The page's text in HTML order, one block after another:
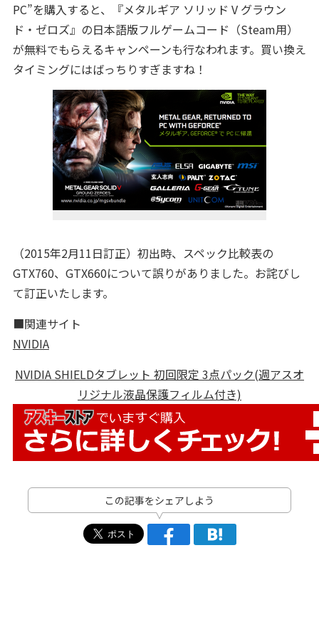
PC”を購入すると、『メタルギア ソリッド V グラウン
ド・ゼロズ』の日本語版フルゲームコード（Steam用）
が無料でもらえるキャンペーンも行なわれます。買い換え
タイミングにはばっちりすぎますね！
（2015年2月11日訂正）初出時、スペック比較表の
GTX760、GTX660について誤りがありました。お詫びし
て訂正いたします。
■関連サイト
NVIDIA
NVIDIA SHIELDタブレット 初回限定 3点パック(週アスオ
リジナル液晶保護フィルム付き)
この記事をシェアしよう